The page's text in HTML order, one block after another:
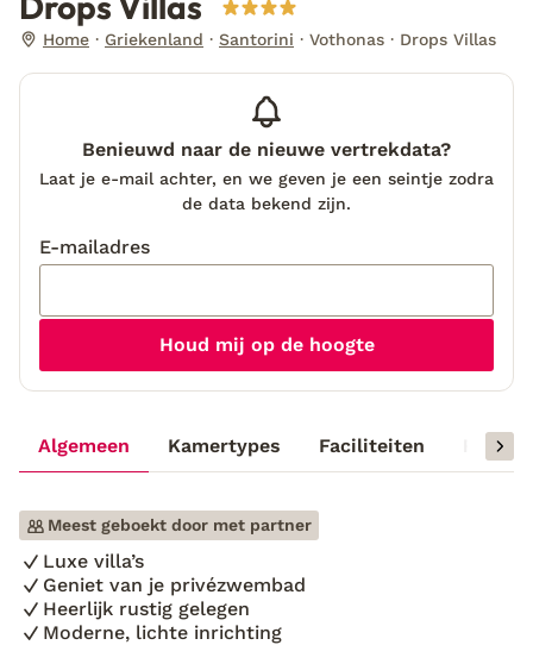
Home Griekenland Santorini Vothonas Drops Villas
Algemeen Kamertypes Faciliteiten
Meest geboekt door met partner
Luxe villa’s
Geniet van je privézwembad
Heerlijk rustig gelegen
Moderne, lichte inrichting
Benieuwd naar de nieuwe vertrekdata?
Laat je e-mail achter, en we geven je een seintje zodra
de data bekend zijn.
E-mailadres
Houd mij op de hoogte